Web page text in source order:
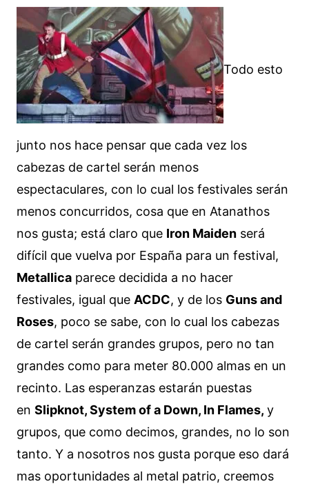
Todo esto
junto nos hace pensar que cada vez los
cabezas de cartel serán menos
espectaculares, con lo cual los festivales serán
menos concurridos, cosa que en Atanathos
nos gusta; está claro que Iron Maiden será
difícil que vuelva por España para un festival,
Metallica parece decidida a no hacer
festivales, igual que ACDC, y de los Guns and
Roses, poco se sabe, con lo cual los cabezas
de cartel serán grandes grupos, pero no tan
grandes como para meter 80.000 almas en un
recinto. Las esperanzas estarán puestas
en Slipknot, System of a Down, In Flames, y
grupos, que como decimos, grandes, no lo son
tanto. Y a nosotros nos gusta porque eso dará
mas oportunidades al metal patrio, creemos